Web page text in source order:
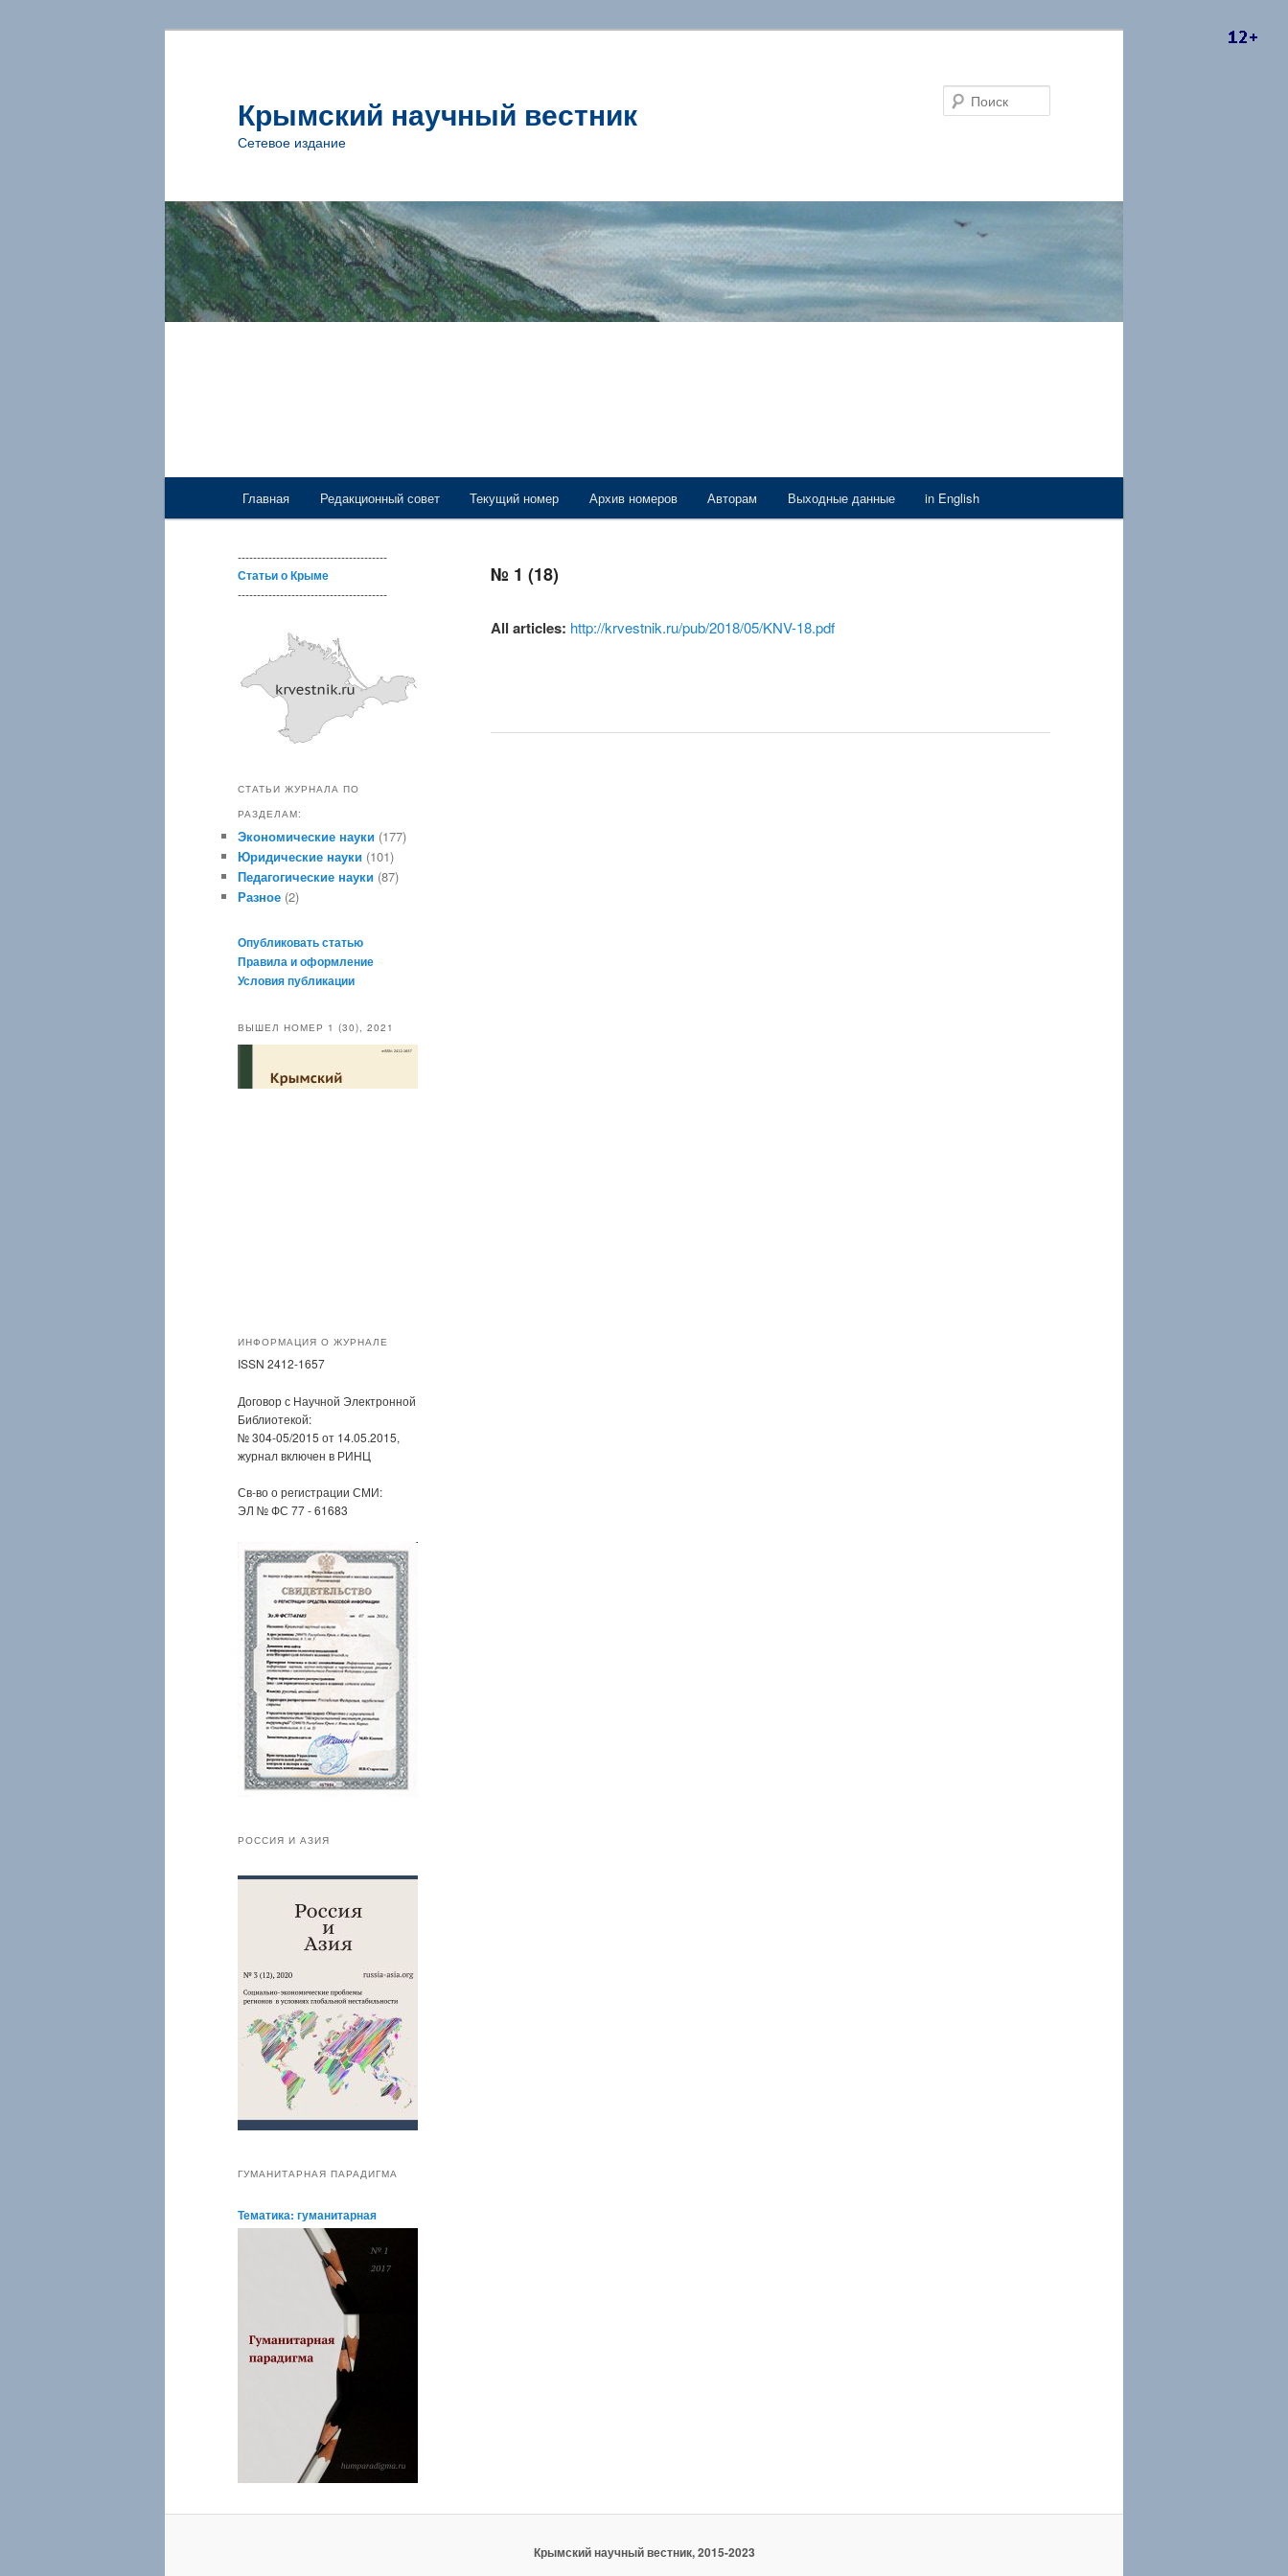
Крымский научный вестник
Сетевое издание
Перейти к основному содержимому
Главная Редакционный совет Текущий номер Архив номеров Авторам Выходные данные in English
№ 1 (18)
All articles: http://krvestnik.ru/pub/2018/05/KNV-18.pdf
---------------------------------------
Статьи о Крыме
---------------------------------------
СТАТЬИ ЖУРНАЛА ПО
РАЗДЕЛАМ:
Экономические науки (177)
Юридические науки (101)
Педагогические науки (87)
Разное (2)
Опубликовать статью
Правила и оформление
Условия публикации
ВЫШЕЛ НОМЕР 1 (30), 2021
ИНФОРМАЦИЯ О ЖУРНАЛЕ
ISSN 2412-1657
Договор с Научной Электронной
Библиотекой:
№ 304-05/2015 от 14.05.2015,
журнал включен в РИНЦ
Св-во о регистрации СМИ:
ЭЛ № ФС 77 - 61683
РОССИЯ И АЗИЯ
ГУМАНИТАРНАЯ ПАРАДИГМА
Тематика: гуманитарная
Крымский научный вестник, 2015-2023